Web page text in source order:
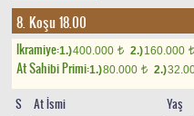
8. Koşu 18.00
Ikramiye:1.)400.000 t 2.)160.000 t
At Sahibi Primi:1.)80.000 t 2.)
S At İsmi Yaş